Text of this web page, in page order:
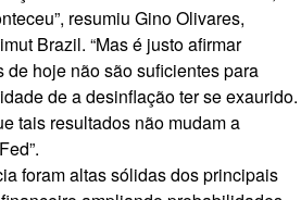
resumiu Gino Olivares,
Brazil. “Mas é justo afirmar
de hoje não são suficientes para
de a desinflação ter se exaurido.
tais resultados não mudam a
foram altas sólidas dos principais